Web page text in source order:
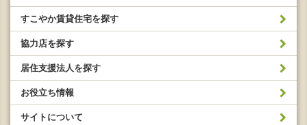
すこやか賃貸住宅を探す
協力店を探す
居住支援法人を探す
お役立ち情報
サイトについて